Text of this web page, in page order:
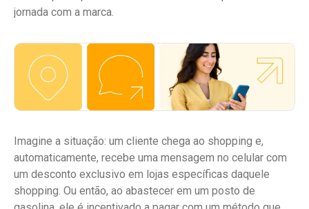
jornada com a marca.
Imagine a situação: um cliente chega ao shopping e,
automaticamente, recebe uma mensagem no celular com
um desconto exclusivo em lojas específicas daquele
shopping. Ou então, ao abastecer em um posto de